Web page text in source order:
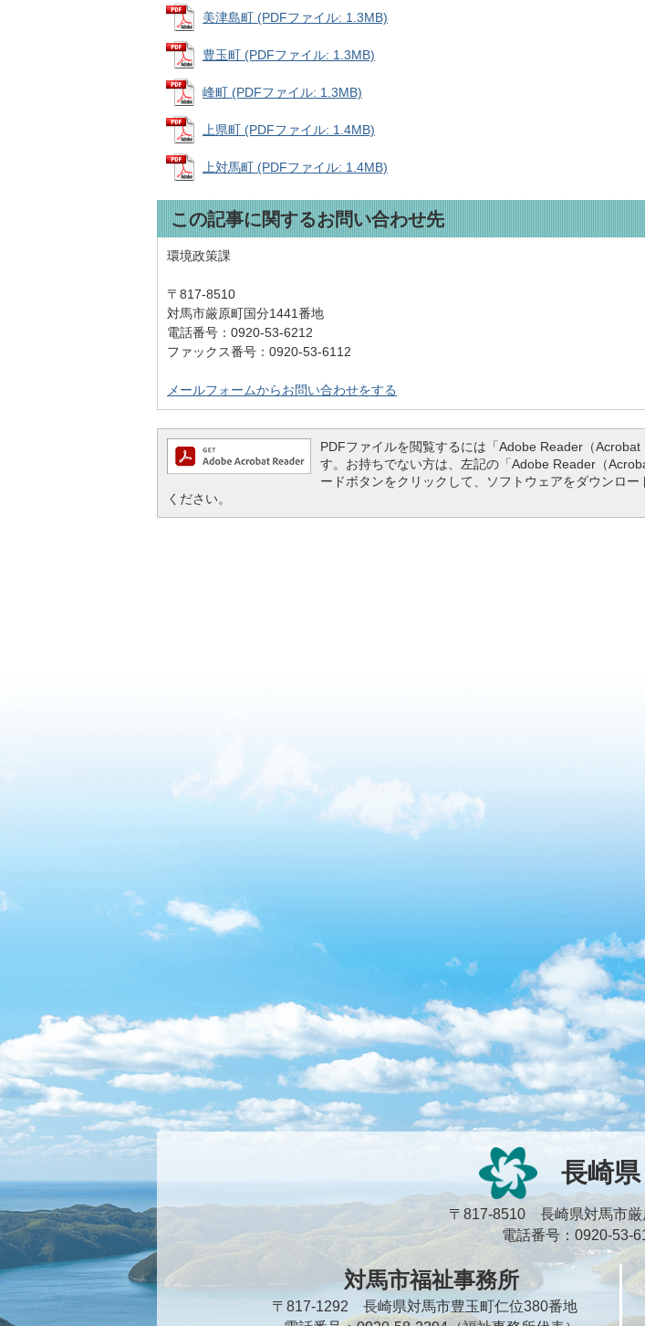
美津島町 (PDFファイル: 1.3MB)
豊玉町 (PDFファイル: 1.3MB)
峰町 (PDFファイル: 1.3MB)
上県町 (PDFファイル: 1.4MB)
上対馬町 (PDFファイル: 1.4MB)
この記事に関するお問い合わせ先
環境政策課
〒817-8510
対馬市厳原町国分1441番地
電話番号：0920-53-6212
ファックス番号：0920-53-6112
メールフォームからお問い合わせをする
PDFファイルを閲覧するには「Adobe Reader（
す。お持ちでない方は、左記の「Adobe Reader（
ードボタンをクリックして、ソフトウェアをダウンロー
ください。
長崎県
〒817-8510 長崎県対馬市
電話番号：0920-53-
対馬市福祉事務所
〒817-1292 長崎県対馬市豊玉町仁位380番地